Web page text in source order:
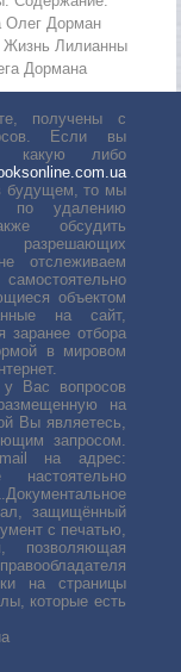
Олег Дорман
Жизнь Лилианны
Дормана
получены с
Если вы
какую либо
будущем, то мы
по удалению
обсудить
разрешающих
отслеживаем
объектом
на сайт,
заранее отбора
в мировом
Вас вопросов
на
Вы являетесь,
запросом.
на адрес:
защищённый
с печатью,
позволяющая
на страницы
которые есть